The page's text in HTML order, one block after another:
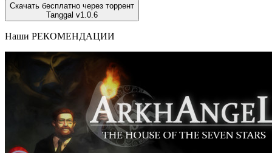
Скачать бесплатно через торрент
Tanggal v1.0.6
Наши РЕКОМЕНДАЦИИ